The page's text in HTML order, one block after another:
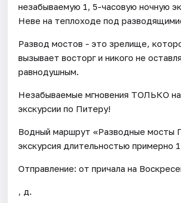
незабываемую 1, 5-часовую ночную
Неве на теплоходе под
Развод мостов - это зрелище,
вызывает восторг и никого не
равнодушным.
Незабываемые мгновения ТОЛЬКО
экскурсии по Питеру!
Водный маршрут «Разводные мосты
экскурсия длительностью примерно
Отправление: от причала на
, д.